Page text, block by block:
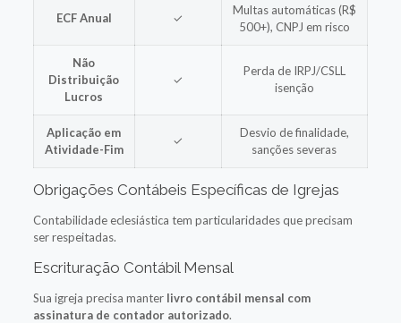
ECF Anual ✓
Multas automáticas (R$
500+), CNPJ em risco
Não
Distribuição
Lucros
✓
Perda de IRPJ/CSLL
isenção
Aplicação em
Atividade-Fim
✓
Desvio de finalidade,
sanções severas
Obrigações Contábeis Específicas de Igrejas
Contabilidade eclesiástica tem particularidades que precisam
ser respeitadas.
Escrituração Contábil Mensal
Sua igreja precisa manter livro contábil mensal com
assinatura de contador autorizado.